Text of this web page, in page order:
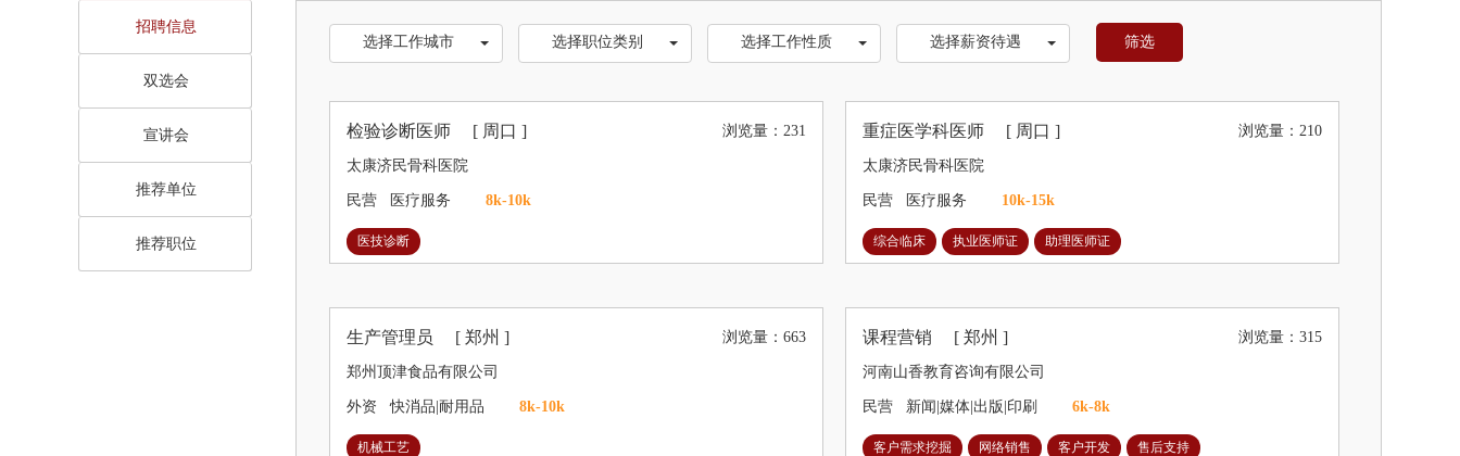
招聘信息
双选会
宣讲会
推荐单位
推荐职位
选择工作城市 选择职位类别 选择工作性质 选择薪资待遇 筛选
浏览量：231
检验诊断医师 [ 周口 ]
太康济民骨科医院
民营 医疗服务 8k-10k
医技诊断
浏览量：210
重症医学科医师 [ 周口 ]
太康济民骨科医院
民营 医疗服务 10k-15k
综合临床 执业医师证 助理医师证
浏览量：663
生产管理员 [ 郑州 ]
郑州顶津食品有限公司
外资 快消品|耐用品 8k-10k
机械工艺
浏览量：315
课程营销 [ 郑州 ]
河南山香教育咨询有限公司
民营 新闻|媒体|出版|印刷 6k-8k
客户需求挖掘 网络销售 客户开发 售后支持